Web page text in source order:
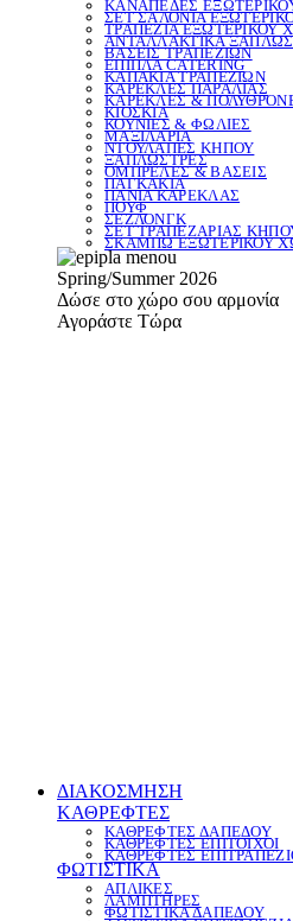
ΚΑΝΑΠΕΔΕΣ
ΣΕΤ ΣΑΛΟΝΙΑ
ΤΡΑΠΕΖΙΑ ΕΞΩΤΕΡΙΚΟΥ
ΑΝΤΑΛΛΑΚΤΙΚΑ
ΒΑΣΕΙΣ ΤΡΑΠΕΖΙΩΝ
ΕΠΙΠΛΑ CATERING
ΚΑΠΑΚΙΑ ΤΡΑΠΕΖΙΩΝ
ΚΑΡΕΚΛΕΣ ΠΑΡΑΛΙΑΣ
ΚΑΡΕΚΛΕΣ &
ΚΙΟΣΚΙΑ
ΚΟΥΝΙΕΣ & ΦΩΛΙΕΣ
ΜΑΞΙΛΑΡΙΑ
ΝΤΟΥΛΑΠΕΣ ΚΗΠΟΥ
ΞΑΠΛΩΣΤΡΕΣ
ΟΜΠΡΕΛΕΣ & ΒΑΣΕΙΣ
ΠΑΓΚΑΚΙΑ
ΠΑΝΙΑ ΚΑΡΕΚΛΑΣ
ΠΟΥΦ
ΣΕΖΛΟΝΓΚ
ΣΕΤ ΤΡΑΠΕΖΑΡΙΑΣ
ΣΚΑΜΠΩ ΕΞΩΤΕΡΙΚΟΥ
Spring/Summer 2026
Δώσε στο χώρο σου αρμονία
Αγοράστε Τώρα
ΔΙΑΚΟΣΜΗΣΗ
ΚΑΘΡΕΦΤΕΣ
ΚΑΘΡΕΦΤΕΣ ΔΑΠΕΔΟΥ
ΚΑΘΡΕΦΤΕΣ ΕΠΙΤΟΙΧΟΙ
ΚΑΘΡΕΦΤΕΣ
ΦΩΤΙΣΤΙΚΑ
ΑΠΛΙΚΕΣ
ΛΑΜΠΤΗΡΕΣ
ΦΩΤΙΣΤΙΚΑ ΔΑΠΕΔΟΥ